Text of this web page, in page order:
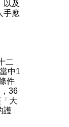
以及
手應
二
中1
件
36
大
護